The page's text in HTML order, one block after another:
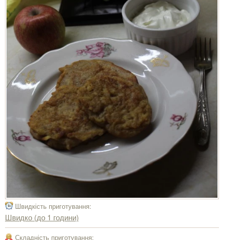
Швидкість приготування:
Швидко (до 1 години)
Складність приготування: